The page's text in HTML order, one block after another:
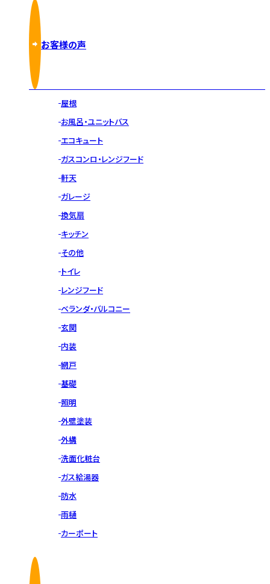
お客様の声
屋根
お風呂・ユニットバス
エコキュート
ガスコンロ・レンジフード
軒天
ガレージ
換気扇
キッチン
その他
トイレ
レンジフード
ベランダ・バルコニー
玄関
内装
網戸
基礎
照明
外壁塗装
外構
洗面化粧台
ガス給湯器
防水
雨樋
カーポート